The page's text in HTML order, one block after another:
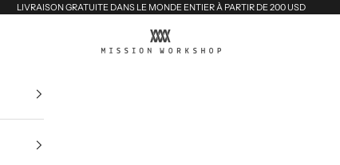
LIVRAISON GRATUITE DANS LE MONDE ENTIER À PARTIR DE 200 USD
MISSION WORKSHOP